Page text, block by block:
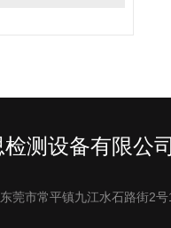
测设备有限公司
莞市常平镇九江水石路街2号